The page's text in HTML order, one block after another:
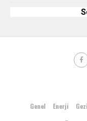
Genel Enerji Gezi